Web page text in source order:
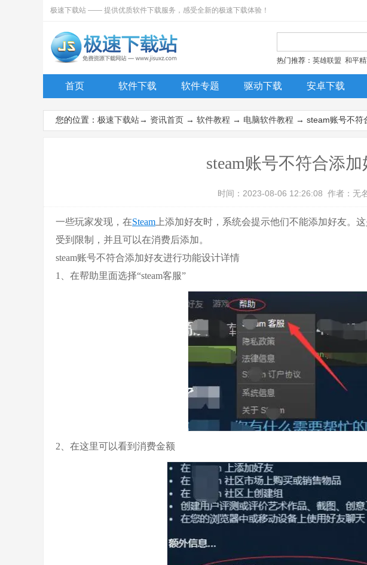
极速下载站 —— 提供优质软件下载服务，感受全新的极速下载体验！
热门推荐： 英雄联盟 和平
首页 软件下载 软件专题 驱动下载 安卓下载
今日
您的位置： 极速下载站→ 资讯首页 → 软件教程 → 电脑软件教程 → steam账号不符
steam账号不符合添
时间：2023-08-06 12:26:08 作者：无
一些玩家发现，在Steam 上添加好友时，系统会提示他们不能添加好友。
受到限制，并且可以在消费后添加。
steam账号不符合添加好友进行功能设计详情
1、在帮助里面选择“steam客服”
2、在这里可以看到消费金额